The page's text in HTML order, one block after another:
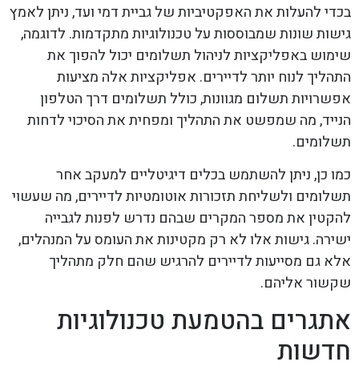
בכדי להעלות את האפקטיביות של גביית דמי ועד, ניתן לאמץ
גישות שונות שמבוססות על טכנולוגיות מתקדמות. לדוגמה,
שימוש באפליקציות לניהול תשלומים יכול להפוך את
התהליך לנוח יותר לדיירים. אפליקציות אלה מציעות
אפשרויות תשלום מגוונות, כולל תשלומים דרך הטלפון
הנייד, מה שמפשט את התהליך ומפחית את הסיכוי לדחות
תשלומים.
כמו כן, ניתן להשתמש בכלים דיגיטליים למעקב אחר
תשלומים ולשליחת תזכורות אוטומטיות לדיירים, מה שעשוי
להקטין את מספר המקרים שבהם נדרש לפנות לגבייה
ישירה. גישות אלו לא רק מקטינות את העומס על המנהלים,
אלא גם מסייעות לדיירים להרגיש שהם חלק מתהליך
שקשור אליהם.
אתגרים בהטמעת טכנולוגיות
חדשות